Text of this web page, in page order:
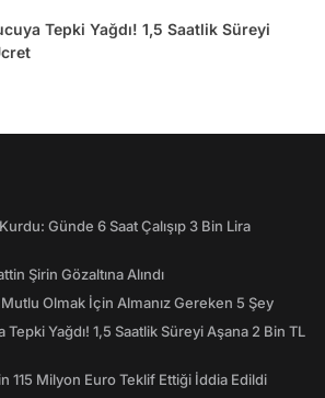
Tepki Yağdı! 1,5 Saatlik Süreyi
Günde 6 Saat Çalışıp 3 Bin Lira
Şirin Gözaltına Alındı
Olmak İçin Almanız Gereken 5 Şey
Yağdı! 1,5 Saatlik Süreyi Aşana 2 Bin TL
115 Milyon Euro Teklif Ettiği İddia Edildi